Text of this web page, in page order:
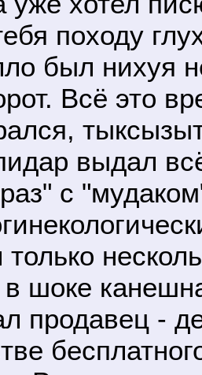
походу
был нихуя
Всё это
выдал
с
только
шоке
продавец -